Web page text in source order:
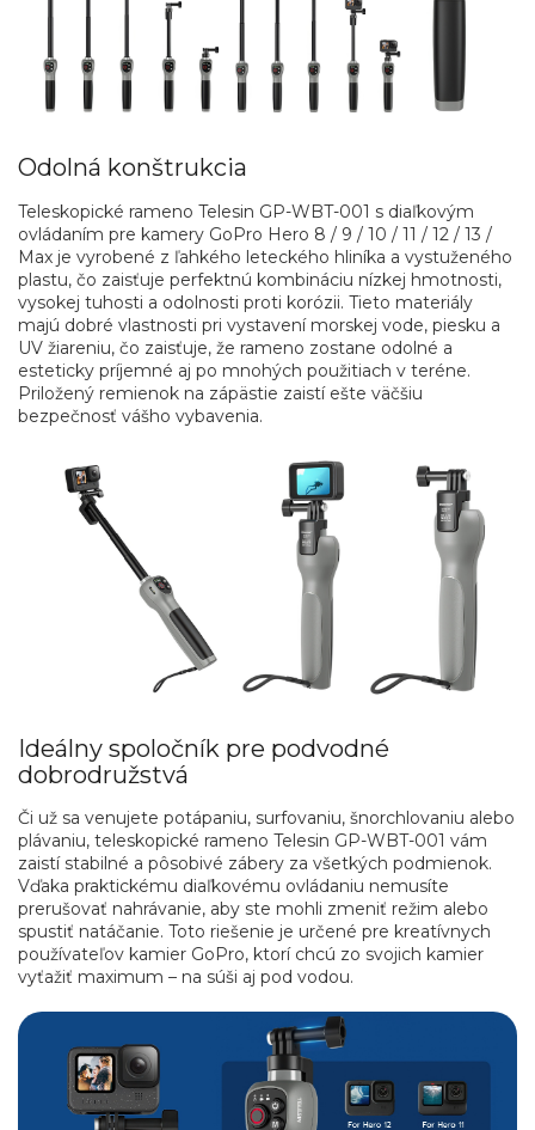
Odolná konštrukcia
Teleskopické rameno Telesin GP-WBT-001 s diaľkovým
ovládaním pre kamery GoPro Hero 8 / 9 / 10 / 11 / 12 / 13 /
Max je vyrobené z ľahkého leteckého hliníka a vystuženého
plastu, čo zaisťuje perfektnú kombináciu nízkej hmotnosti,
vysokej tuhosti a odolnosti proti korózii. Tieto materiály
majú dobré vlastnosti pri vystavení morskej vode, piesku a
UV žiareniu, čo zaisťuje, že rameno zostane odolné a
esteticky príjemné aj po mnohých použitiach v teréne.
Priložený remienok na zápästie zaistí ešte väčšiu
bezpečnosť vášho vybavenia.
Ideálny spoločník pre podvodné
dobrodružstvá
Či už sa venujete potápaniu, surfovaniu, šnorchlovaniu alebo
plávaniu, teleskopické rameno Telesin GP-WBT-001 vám
zaistí stabilné a pôsobivé zábery za všetkých podmienok.
Vďaka praktickému diaľkovému ovládaniu nemusíte
prerušovať nahrávanie, aby ste mohli zmeniť režim alebo
spustiť natáčanie. Toto riešenie je určené pre kreatívnych
používateľov kamier GoPro, ktorí chcú zo svojich kamier
vyťažiť maximum – na súši aj pod vodou.